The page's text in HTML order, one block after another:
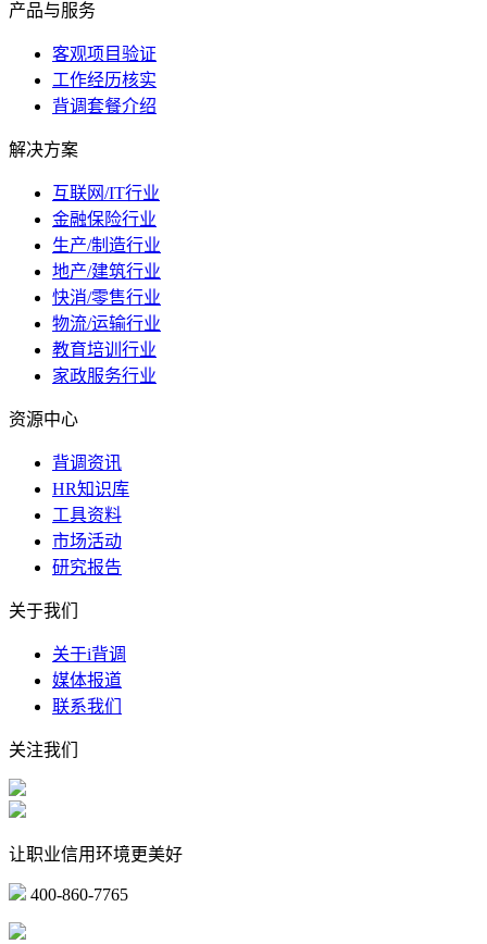
产品与服务
客观项目验证
工作经历核实
背调套餐介绍
解决方案
互联网/IT行业
金融保险行业
生产/制造行业
地产/建筑行业
快消/零售行业
物流/运输行业
教育培训行业
家政服务行业
资源中心
背调资讯
HR知识库
工具资料
市场活动
研究报告
关于我们
关于i背调
媒体报道
联系我们
关注我们
让职业信用环境更美好
400-860-7765